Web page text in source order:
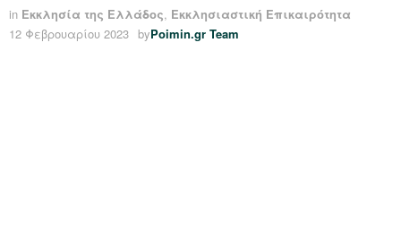
in Εκκλησία της Ελλάδος, Εκκλησιαστική Επικαιρότητα
12 Φεβρουαρίου 2023 byPoimin.gr Team